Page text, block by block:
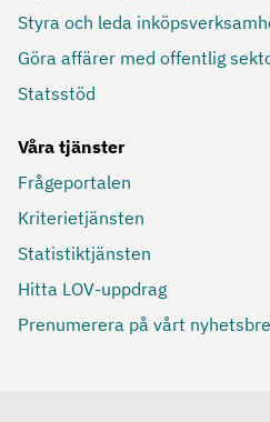
Styra och leda
Göra affärer med offentlig
Statsstöd
Våra tjänster
Frågeportalen
Kriterietjänsten
Statistiktjänsten
Hitta LOV-uppdrag
Prenumerera på vårt